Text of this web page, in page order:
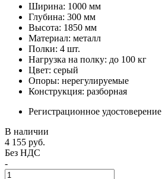
Ширина: 1000 мм
Глубина: 300 мм
Высота: 1850 мм
Материал: металл
Полки: 4 шт.
Нагрузка на полку: до 100 кг
Цвет: серый
Опоры: нерегулируемые
Конструкция: разборная
Регистрационное удостоверение
В наличии
4 155 руб.
Без НДС
-